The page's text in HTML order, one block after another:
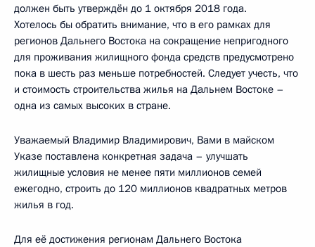
должен быть утверждён до 1 октября 2018 года.
Хотелось бы обратить внимание, что в его рамках для
регионов Дальнего Востока на сокращение непригодного
для проживания жилищного фонда средств предусмотрено
пока в шесть раз меньше потребностей. Следует учесть, что
и стоимость строительства жилья на Дальнем Востоке –
одна из самых высоких в стране.
Уважаемый Владимир Владимирович, Вами в майском
Указе поставлена конкретная задача – улучшать
жилищные условия не менее пяти миллионов семей
ежегодно, строить до 120 миллионов квадратных метров
жилья в год.
Для её достижения регионам Дальнего Востока